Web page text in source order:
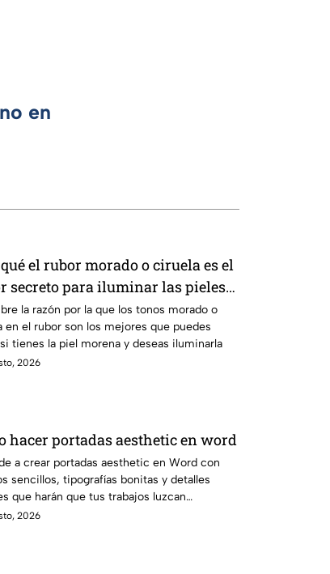
en
el rubor morado o ciruela es el
secreto para iluminar las pieles
la razón por la que los tonos morado o
en el rubor son los mejores que puedes
tienes la piel morena y deseas iluminarla
2026
hacer portadas aesthetic en word
a crear portadas aesthetic en Word con
sencillos, tipografías bonitas y detalles
que harán que tus trabajos luzcan
2026